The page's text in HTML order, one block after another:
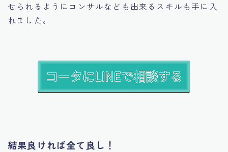
せられるようにコンサルなども出来るスキルも手に入
れました。
結果良ければ全て良し！